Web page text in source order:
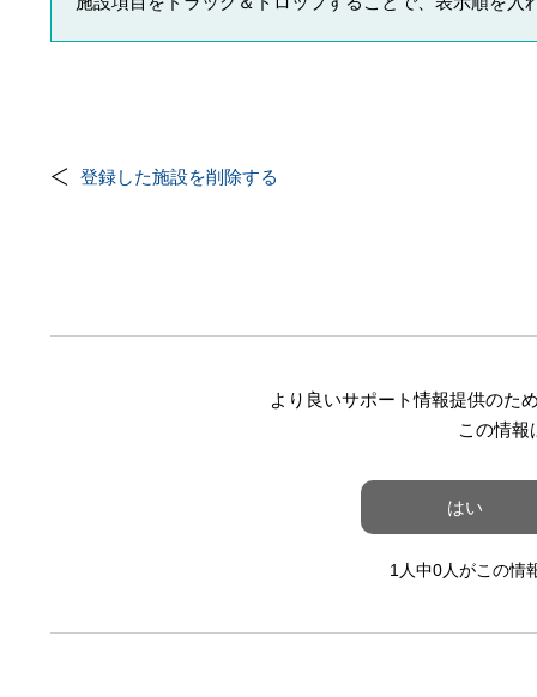
登録した施設を削除する
より良いサポート情報提供のた
この情報
はい
1人中0人がこの情